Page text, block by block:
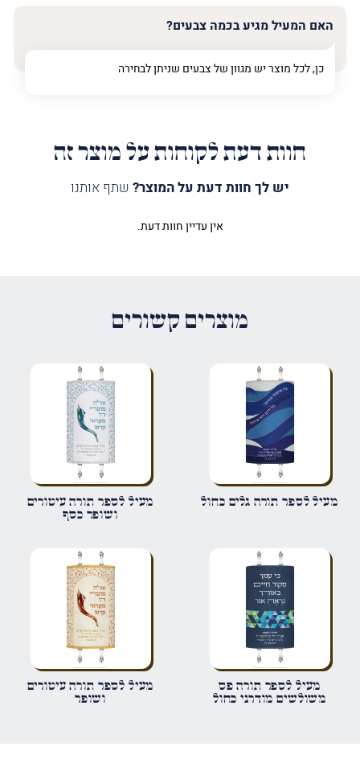
האם המעיל מגיע בכמה צבעים?
כן, לכל מוצר יש מגוון של צבעים שניתן לבחירה
חוות דעת לקוחות על מוצר זה
יש לך חוות דעת על המוצר? שתף אותנו
הביקורת שלך*
שם*
שמור בדפדפן זה את השם, האימייל והאתר שלי לפעם הבאה שאגיב.
אין עדיין חוות דעת.
מוצרים קשורים
מעיל לספר תורה גלים כחול
מעיל לספר תורה עיטורים
ושופר כסף
מעיל לספר תורה פס
משולשים מודרני כחול
מעיל לספר תורה עיטורים
ושופר